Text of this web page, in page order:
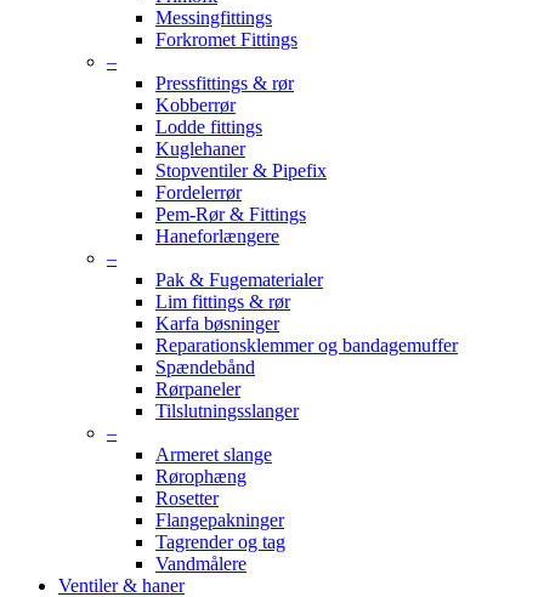
Messingfittings
Forkromet Fittings
–
Pressfittings & rør
Kobberrør
Lodde fittings
Kuglehaner
Stopventiler & Pipefix
Fordelerrør
Pem-Rør & Fittings
Haneforlængere
–
Pak & Fugematerialer
Lim fittings & rør
Karfa bøsninger
Reparationsklemmer og bandagemuffer
Spændebånd
Rørpaneler
Tilslutningsslanger
–
Armeret slange
Rørophæng
Rosetter
Flangepakninger
Tagrender og tag
Vandmålere
Ventiler & haner